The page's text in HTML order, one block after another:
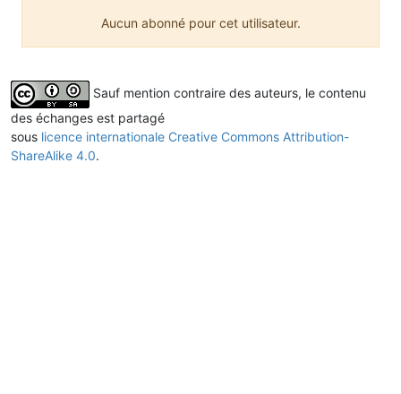
Aucun abonné pour cet utilisateur.
Sauf mention contraire des auteurs, le contenu
des échanges est partagé
sous licence internationale Creative Commons Attribution-
ShareAlike 4.0.